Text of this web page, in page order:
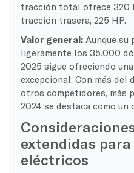
tracción total ofrece 320
tracción trasera, 225 HP.
Valor general:Aunque su
ligeramente los 35.000
2025 sigue ofreciendo
excepcional. Con más del
otros competidores, más
2024 se destaca como un
extendidas
eléctricos